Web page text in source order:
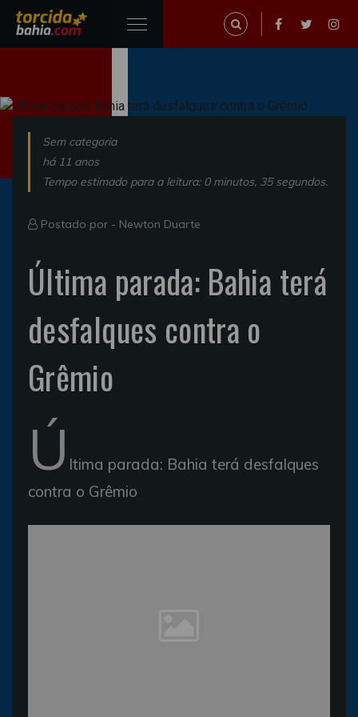
Sem categoria
há 11 anos
Tempo estimado para a leitura: 0 minutos, 35 segundos.
Postado por - Newton Duarte
Última parada: Bahia terá
desfalques contra o
Grêmio
Ú ltima parada: Bahia terá desfalques
contra o Grêmio